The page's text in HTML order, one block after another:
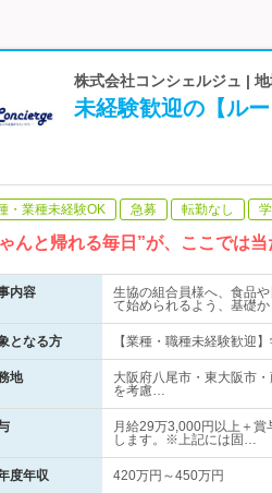
株式会社コンシェルジュ |
未経験歓迎の【ル
・業種未経験OK 急募 転勤なし
んと帰れる毎日”が、ここでは当
内容
生協の組合員様へ、食品
て始められるよう、基礎か
となる方 【業種・職種未経験歓迎
地
大阪府八尾市・東大阪市
を考慮…
月給29万3,000円以上＋
します。※上記には固…
度年収 420万円～450万円